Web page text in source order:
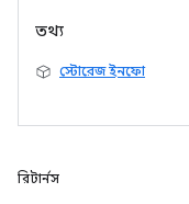
তথ্য
স্টোরেজ ইনফো
রিটার্নস